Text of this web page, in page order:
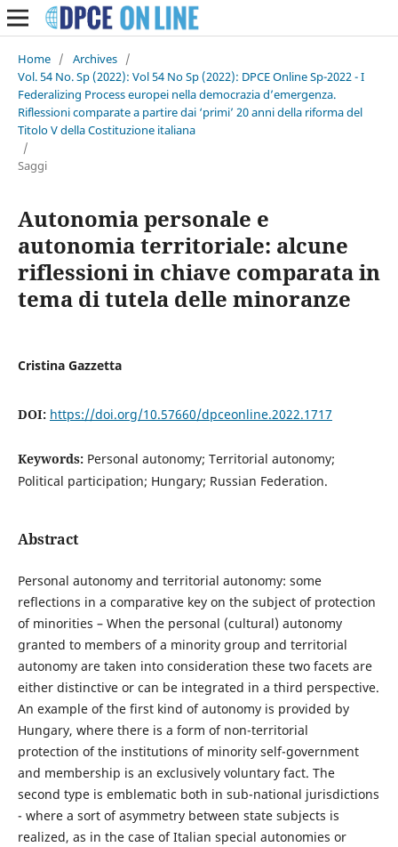
Home / Archives /
Vol. 54 No. Sp (2022): Vol 54 No Sp (2022): DPCE Online Sp-2022 - I
Federalizing Process europei nella democrazia d’emergenza.
Riflessioni comparate a partire dai ‘primi’ 20 anni della riforma del
Titolo V della Costituzione italiana
/
Saggi
Autonomia personale e
autonomia territoriale: alcune
riflessioni in chiave comparata in
tema di tutela delle minoranze
Cristina Gazzetta
DOI: https://doi.org/10.57660/dpceonline.2022.1717
Keywords: Personal autonomy; Territorial autonomy;
Political participation; Hungary; Russian Federation.
Abstract
Personal autonomy and territorial autonomy: some
reflections in a comparative key on the subject of protection
of minorities – When the personal (cultural) autonomy
granted to members of a minority group and territorial
autonomy are taken into consideration these two facets are
either distinctive or can be integrated in a third perspective.
An example of the first kind of autonomy is provided by
Hungary, where there is a form of non-territorial
protection of the institutions of minority self-government
and membership is an exclusively voluntary fact. The
second type is emblematic both in sub-national jurisdictions
- where a sort of asymmetry between state subjects is
realized, as in the case of Italian special autonomies or